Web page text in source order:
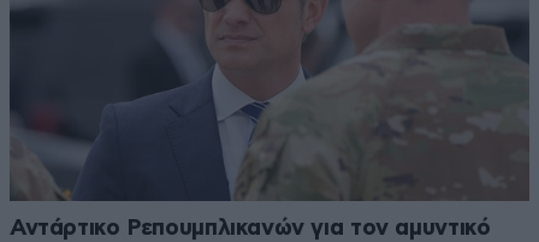
Αντάρτικο Ρεπουμπλικανών για τον αμυντικό